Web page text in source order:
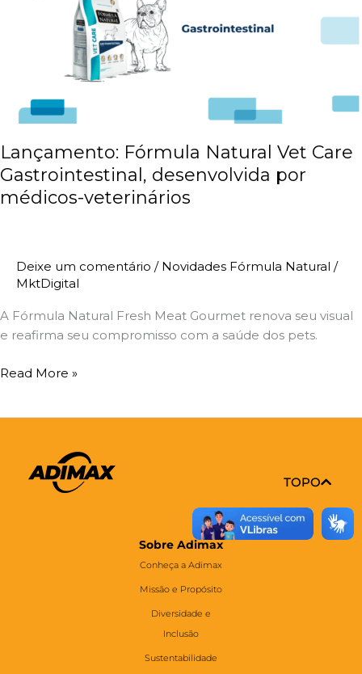
Lançamento: Fórmula Natural Vet Care
Gastrointestinal, desenvolvida por
médicos-veterinários
Deixe um comentário / Novidades Fórmula Natural /
MktDigital
A Fórmula Natural Fresh Meat Gourmet renova seu visual
e reafirma seu compromisso com a saúde dos pets.
Gastrointestinal,
desenvolvida
Read More »
TOPO
Sobre Adimax
Conheça a Adimax
Missão e Propósito
Diversidade e
Inclusão
Sustentabilidade